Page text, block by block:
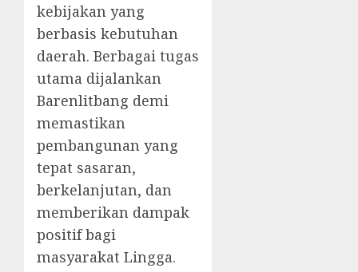
kebijakan yang
berbasis kebutuhan
daerah. Berbagai tugas
utama dijalankan
Barenlitbang demi
memastikan
pembangunan yang
tepat sasaran,
berkelanjutan, dan
memberikan dampak
positif bagi
masyarakat Lingga.